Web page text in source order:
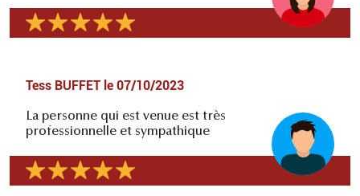
Tess BUFFET le 07/10/2023
La personne qui est venue est très
professionnelle et sympathique